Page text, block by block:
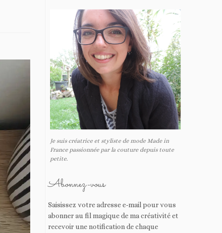
Je suis créatrice et styliste de mode Made in
France passionnée par la couture depuis toute
petite.
Abonnez-vous
Saisissez votre adresse e-mail pour vous
abonner au fil magique de ma créativité et
recevoir une notification de chaque